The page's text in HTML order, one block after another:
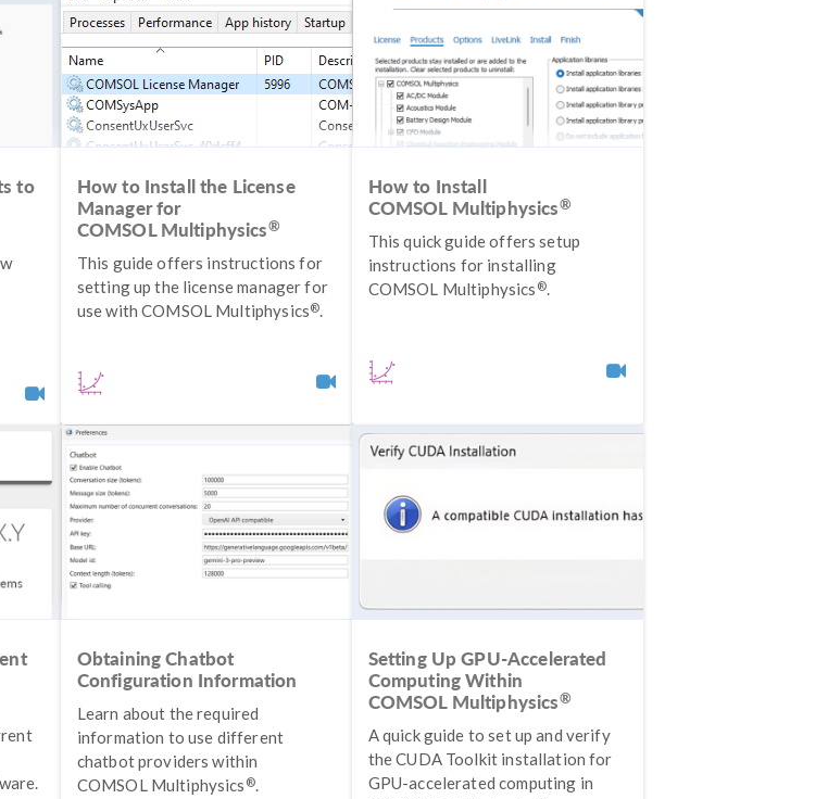
to
How to Install the License
Manager for
COMSOL Multiphysics®
This guide offers instructions for
setting up the license manager for
use with COMSOL Multiphysics®.
How to Install
COMSOL Multiphysics®
This quick guide offers setup
instructions for installing
COMSOL Multiphysics ®.
Obtaining Chatbot
Configuration Information
Learn about the required
information to use different
chatbot providers within
COMSOL Multiphysics ®.
Setting Up GPU-Accelerated
Computing Within
COMSOL Multiphysics®
A quick guide to set up and verify
the CUDA Toolkit installation for
GPU-accelerated computing in